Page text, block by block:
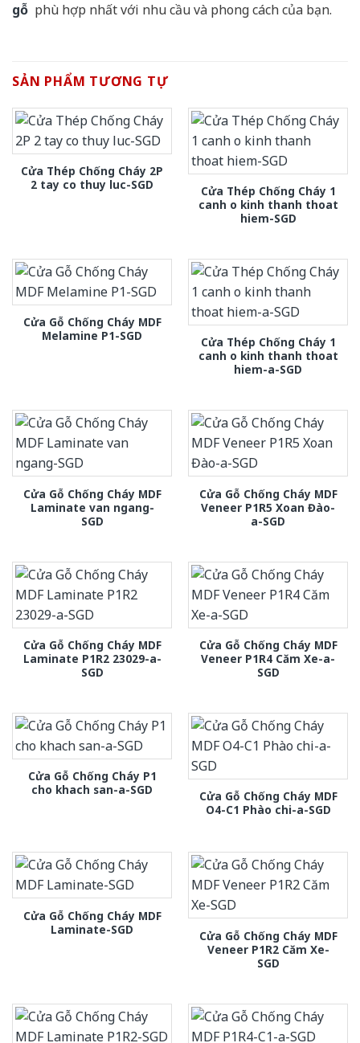
gỗ phù hợp nhất với nhu cầu và phong cách của bạn.
SẢN PHẨM TƯƠNG TỰ
Cửa Thép Chống Cháy 2P
2 tay co thuy luc-SGD
Cửa Thép Chống Cháy 1
canh o kinh thanh thoat
hiem-SGD
Cửa Gỗ Chống Cháy MDF
Melamine P1-SGD
Cửa Thép Chống Cháy 1
canh o kinh thanh thoat
hiem-a-SGD
Cửa Gỗ Chống Cháy MDF
Laminate van ngang-
SGD
Cửa Gỗ Chống Cháy MDF
Veneer P1R5 Xoan Đào-
a-SGD
Cửa Gỗ Chống Cháy MDF
Laminate P1R2 23029-a-
SGD
Cửa Gỗ Chống Cháy MDF
Veneer P1R4 Căm Xe-a-
SGD
Cửa Gỗ Chống Cháy P1
cho khach san-a-SGD
Cửa Gỗ Chống Cháy MDF
O4-C1 Phào chi-a-SGD
Cửa Gỗ Chống Cháy MDF
Laminate-SGD
Cửa Gỗ Chống Cháy MDF
Veneer P1R2 Căm Xe-
SGD